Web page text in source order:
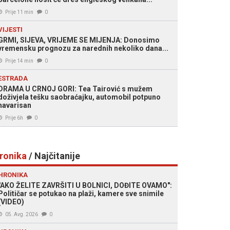
Prije 11 min 0
SIJEVA, VRIJEME SE MIJENJA: Donosimo
prognozu za narednih nekoliko dana...
Prije 14 min 0
U CRNOJ GORI: Tea Tairović s mužem
tešku saobraćajku, automobil potpuno
Prije 6h 0
/ Najčitanije
ŽELITE ZAVRŠITI U BOLNICI, DOĐITE OVAMO":
se potukao na plaži, kamere sve snimile
05. Avg. 2026 0